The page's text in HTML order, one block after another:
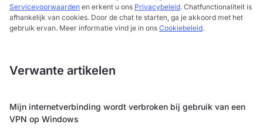
Servicevoorwaarden en erkent u ons Privacybeleid. Chatfunctionaliteit is
afhankelijk van cookies. Door de chat te starten, ga je akkoord met het
gebruik ervan. Meer informatie vind je in ons Cookiebeleid.
Verwante artikelen
Mijn internetverbinding wordt verbroken bij gebruik van een
VPN op Windows